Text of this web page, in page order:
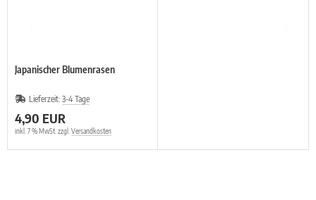
Japanischer Blumenrasen
Lieferzeit: 3-4 Tage
4,90 EUR
inkl. 7 % MwSt. zzgl. Versandkosten